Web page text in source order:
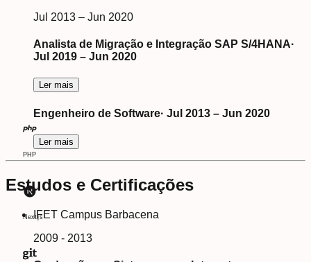
PHP
Next.js
Jul 2013 – Jun 2020
Analista de Migração e Integração SAP S/4HANA·
Jul 2019 – Jun 2020
Ler mais
Engenheiro de Software· Jul 2013 – Jun 2020
Ler mais
Estudos e Certificações
IFET Campus Barbacena
2009 - 2013